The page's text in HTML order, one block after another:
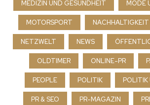
MEDIZIN UND GESUNDHEIT MODE
MOTORSPORT NACHHALTIGKEIT
NETZWELT NEWS
OLDTIMER ONLINE-PR
PEOPLE POLITIK POLITIK
PR & SEO PR-MAGAZIN